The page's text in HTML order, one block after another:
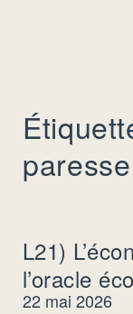
paresse
L21)
l’oracle
22 mai 2026